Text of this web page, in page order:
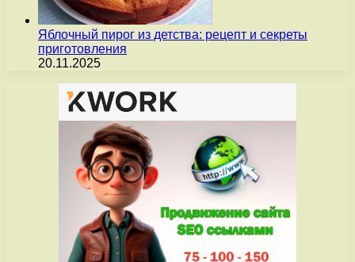
Яблочный пирог из детства: рецепт и секреты
приготовления
20.11.2025